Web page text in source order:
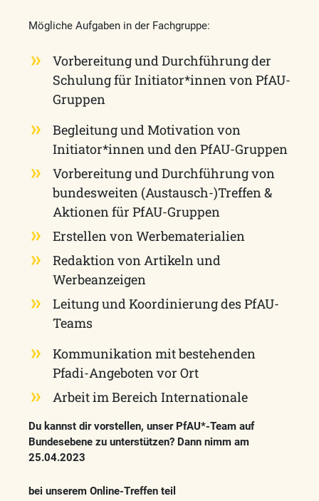
Mögliche Aufgaben in der Fachgruppe:
Vorbereitung und Durchführung der
Schulung für Initiator*innen von PfAU-
Gruppen
Begleitung und Motivation von
Initiator*innen und den PfAU-Gruppen
Vorbereitung und Durchführung von
bundesweiten (Austausch-)Treffen &
Aktionen für PfAU-Gruppen
Erstellen von Werbematerialien
Redaktion von Artikeln und
Werbeanzeigen
Leitung und Koordinierung des PfAU-
Teams
Kommunikation mit bestehenden
Pfadi-Angeboten vor Ort
Arbeit im Bereich Internationale
Du kannst dir vorstellen, unser PfAU*-Team auf
Bundesebene zu unterstützen? Dann nimm am
25.04.2023
bei unserem Online-Treffen teil